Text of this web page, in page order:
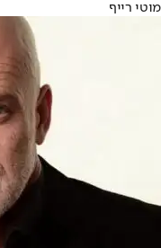
מוטי רייף